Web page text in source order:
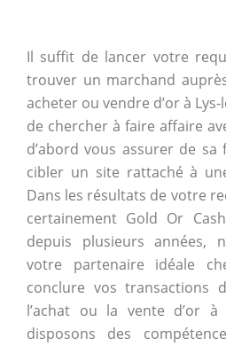
Il suffit de lancer votre
trouver un marchand
acheter ou vendre d’or à
de chercher à faire affaire
d’abord vous assurer de sa
cibler un site rattaché à
Dans les résultats de votre
certainement Gold Or
depuis plusieurs années,
votre partenaire idéale
conclure vos transactions
l’achat ou la vente d’or à
disposons des